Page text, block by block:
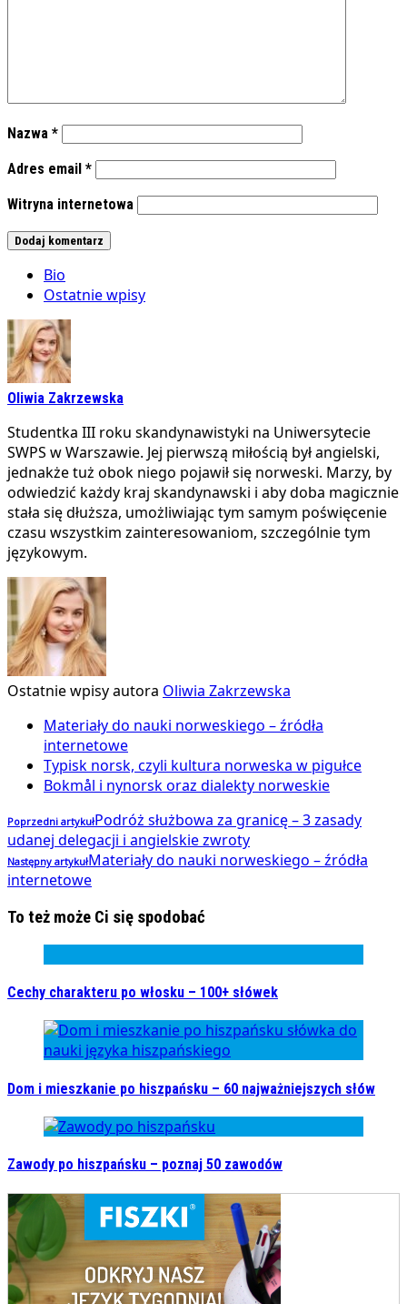
Nazwa *
Adres email *
Witryna internetowa
Bio
Ostatnie wpisy
Oliwia Zakrzewska
Studentka III roku skandynawistyki na Uniwersytecie
SWPS w Warszawie. Jej pierwszą miłością był angielski,
jednakże tuż obok niego pojawił się norweski. Marzy, by
odwiedzić każdy kraj skandynawski i aby doba magicznie
stała się dłuższa, umożliwiając tym samym poświęcenie
czasu wszystkim zainteresowaniom, szczególnie tym
językowym.
Ostatnie wpisy autora Oliwia Zakrzewska
Materiały do nauki norweskiego – źródła
internetowe
Typisk norsk, czyli kultura norweska w pigułce
Bokmål i nynorsk oraz dialekty norweskie
Poprzedni artykułPodróż służbowa za granicę – 3 zasady
udanej delegacji i angielskie zwroty
Następny artykułMateriały do nauki norweskiego – źródła
internetowe
To też może Ci się spodobać
Cechy charakteru po włosku – 100+ słówek
Dom i mieszkanie po hiszpańsku – 60 najważniejszych słów
Zawody po hiszpańsku – poznaj 50 zawodów